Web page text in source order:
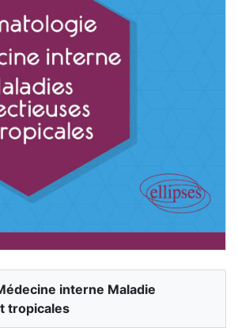
interne Maladie
tropicales